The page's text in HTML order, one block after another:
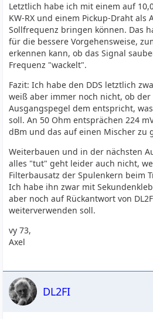
Letztlich habe ich mit einem auf
KW-RX und einem Pickup-Draht als
Sollfrequenz bringen können. Das
für die bessere Vorgehensweise,
erkennen kann, ob das Signal
Frequenz "wackelt".
Fazit: Ich habe den DDS letztlich
weiß aber immer noch nicht, ob
Ausgangspegel dem entspricht,
soll. An 50 Ohm entsprächen 224
dBm und das auf einen Mischer zu
Weiterbauen und in der nächsten
alles "tut" geht leider auch nicht,
Filterbausatz der Spulenkern beim
Ich habe ihn zwar mit
aber noch auf Rückantwort von
weiterverwenden soll.
vy 73,
Axel
DL2FI